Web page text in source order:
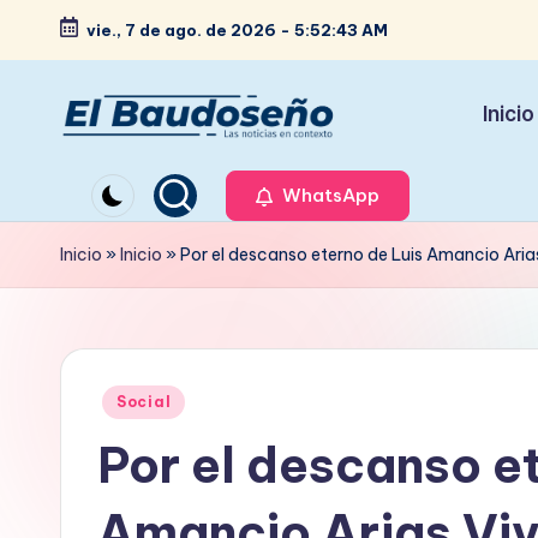
Saltar
contenido
vie., 7 de ago. de 2026 - 5:52:44 AM
e
ri
d
noticias
en
contexto
Inicio
WhatsApp
Inicio »Inicio »Por el descanso eterno de Luis Amancio
Publicado
Social
Por el descanso